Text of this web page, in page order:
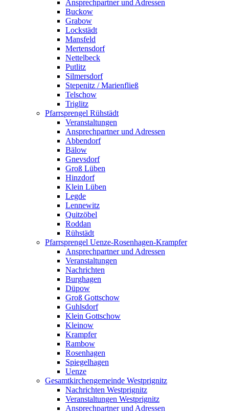
Ansprechpartner und Adressen
Buckow
Grabow
Lockstädt
Mansfeld
Mertensdorf
Nettelbeck
Putlitz
Silmersdorf
Stepenitz / Marienfließ
Telschow
Triglitz
Pfarrsprengel Rühstädt
Veranstaltungen
Ansprechpartner und Adressen
Abbendorf
Bälow
Gnevsdorf
Groß Lüben
Hinzdorf
Klein Lüben
Legde
Lennewitz
Quitzöbel
Roddan
Rühstädt
Pfarrsprengel Uenze-Rosenhagen-Krampfer
Ansprechpartner und Adressen
Veranstaltungen
Nachrichten
Burghagen
Düpow
Groß Gottschow
Guhlsdorf
Klein Gottschow
Kleinow
Krampfer
Rambow
Rosenhagen
Spiegelhagen
Uenze
Gesamtkirchengemeinde Westprignitz
Nachrichten Westprignitz
Veranstaltungen Westprignitz
Ansprechpartner und Adressen